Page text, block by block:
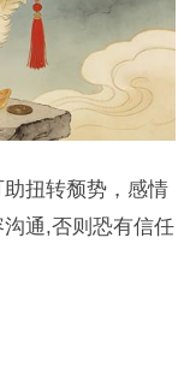
扭转颓势，感情
通,否则恐有信任